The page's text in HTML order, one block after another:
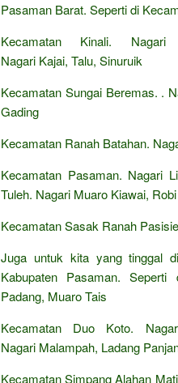
Pasaman Barat. Seperti di
Kecamatan Kinali. Nagari
Nagari Kajai, Talu, Sinuruik
Kecamatan Sungai Beremas. .
Gading
Kecamatan Ranah Batahan.
Kecamatan Pasaman. Nagari
Tuleh. Nagari Muaro Kiawai,
Kecamatan Sasak Ranah
Juga untuk kita yang tinggal
Kabupaten Pasaman.
Padang, Muaro Tais
Kecamatan Duo Koto.
Nagari Malampah, Ladang
Kecamatan Simpang Alahan